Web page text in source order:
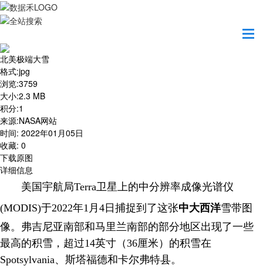
北美极端大雪
格式:jpg
浏览:3759
大小:2.3 MB
积分:1
来源:NASA网站
时间: 2022年01月05日
收藏: 0
下载原图
详细信息
美国宇航局Terra卫星上的中分辨率成像光谱仪
(MODIS)于2022年1月4日捕捉到了这张中大西洋雪带图
像。弗吉尼亚南部和马里兰南部的部分地区出现了一些
最高的积雪，超过14英寸（36厘米）的积雪在
Spotsylvania、斯塔福德和卡尔弗特县。